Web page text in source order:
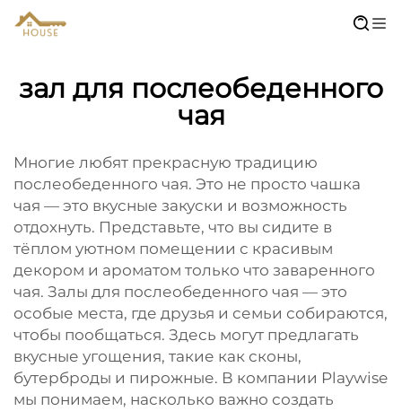
зал для послеобеденного
чая
Многие любят прекрасную традицию
послеобеденного чая. Это не просто чашка
чая — это вкусные закуски и возможность
отдохнуть. Представьте, что вы сидите в
тёплом уютном помещении с красивым
декором и ароматом только что заваренного
чая. Залы для послеобеденного чая — это
особые места, где друзья и семьи собираются,
чтобы пообщаться. Здесь могут предлагать
вкусные угощения, такие как сконы,
бутерброды и пирожные. В компании Playwise
мы понимаем, насколько важно создать